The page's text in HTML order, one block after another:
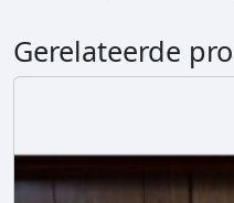
Gerelateerde